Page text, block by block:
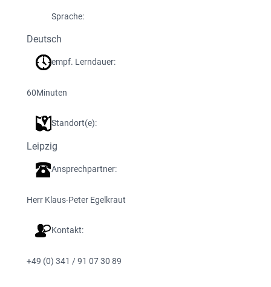
Sprache:
Deutsch
empf. Lerndauer:
60Minuten
Standort(e):
Leipzig
Ansprechpartner:
Herr Klaus-Peter Egelkraut
Kontakt:
+49 (0) 341 / 91 07 30 89